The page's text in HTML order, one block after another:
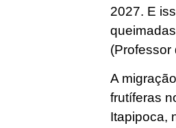
2027. E
(Professor
A
frutíferas
Itapipoca,